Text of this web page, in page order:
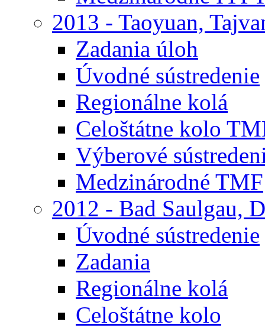
2013 - Taoyuan,
Zadania úloh
Úvodné sústredenie
Regionálne kolá
Celoštátne kolo
Výberové
Medzinárodné TMF
2012 - Bad Saulgau,
Úvodné sústredenie
Zadania
Regionálne kolá
Celoštátne kolo